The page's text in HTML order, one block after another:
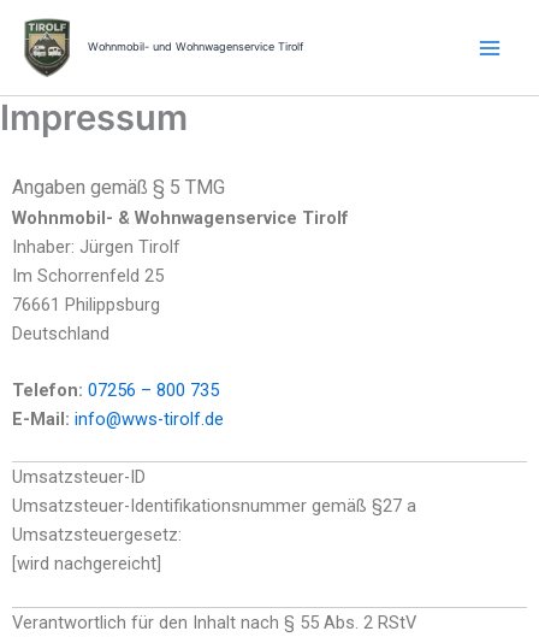
Inhalt
springen
Wohnmobil- und Wohnwagenservice Tirolf
Impressum
Angaben gemäß § 5 TMG
Wohnmobil- & Wohnwagenservice Tirolf
Inhaber: Jürgen Tirolf
Im Schorrenfeld 25
76661 Philippsburg
Deutschland
Telefon: 07256 – 800 735
E-Mail: info@wws-tirolf.de
Umsatzsteuer-ID
Umsatzsteuer-Identifikationsnummer gemäß §27 a
Umsatzsteuergesetz:
[wird nachgereicht]
Verantwortlich für den Inhalt nach § 55 Abs. 2 RStV